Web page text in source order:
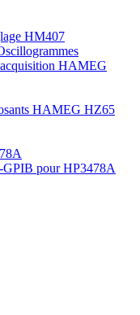
HM407
HAMEG
HAMEG HZ65
GPIB pour HP3478A